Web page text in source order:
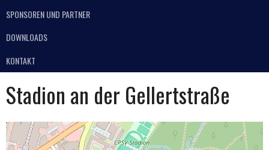
SPONSOREN UND PARTNER
DOWNLOADS
KONTAKT
Stadion an der Gellertstraße